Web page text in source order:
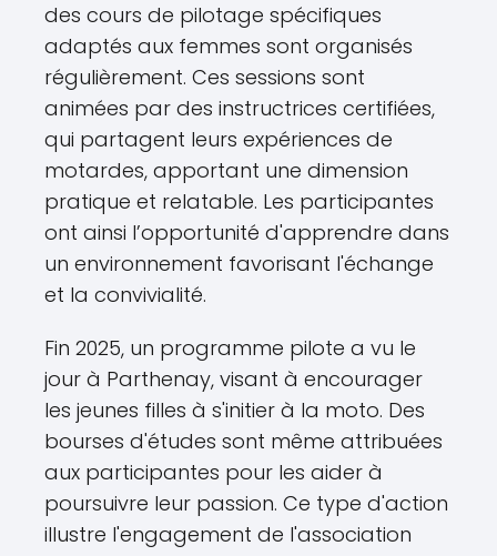
des cours de pilotage spécifiques
adaptés aux femmes sont organisés
régulièrement. Ces sessions sont
animées par des instructrices certifiées,
qui partagent leurs expériences de
motardes, apportant une dimension
pratique et relatable. Les participantes
ont ainsi l’opportunité d'apprendre dans
un environnement favorisant l'échange
et la convivialité.
Fin 2025, un programme pilote a vu le
jour à Parthenay, visant à encourager
les jeunes filles à s'initier à la moto. Des
bourses d'études sont même attribuées
aux participantes pour les aider à
poursuivre leur passion. Ce type d'action
illustre l'engagement de l'association